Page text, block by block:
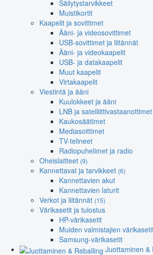
Säilytystarvikkeet
Muistikortit
Kaapelit ja sovittimet
Ääni- ja videosovittimet
USB-sovittimet ja liitännät
Ääni- ja videokaapelit
USB- ja datakaapelit
Muut kaapelit
Virtakaapelit
Viestintä ja ääni
Kuulokkeet ja ääni
LNB ja satelliittivastaanottimet
Kaukosäätimet
Mediasoittimet
TV-telineet
Radiopuhelimet ja radio
Oheislaitteet (9)
Kannettavat ja tarvikkeet (6)
Kannettavien akut
Kannettavien laturit
Verkot ja liitännät (15)
Värikasetit ja tulostus
HP-värikasetit
Muiden valmistajien
Samsung-värikasetit
Juottaminen &